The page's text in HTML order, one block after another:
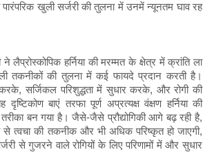
पारंपरिक खुली सर्जरी की तुलना में उनमें न्यूनतम घाव रह
ने लैप्रोस्कोपिक हर्निया की मरम्मत के क्षेत्र में क्रांति ला
तकनीकों की तुलना में कई फायदे प्रदान करती है।
सर्जिकल परिशुद्धता में सुधार करके, और रोगी की
दृष्टिकोण बाएं तरफा पूर्ण अप्रत्यक्ष वंक्षण हर्निया की
बन गया है। जैसे-जैसे प्रौद्योगिकी आगे बढ़ रही है,
से त्वचा की तकनीक और भी अधिक परिष्कृत हो जाएगी,
से गुजरने वाले रोगियों के लिए परिणामों में और सुधार